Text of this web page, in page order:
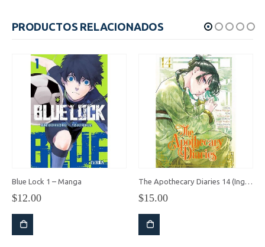
$200.00.$180.00.
PRODUCTOS RELACIONADOS
Blue Lock 1 – Manga
$12.00
The Apothecary Diaries 14 (Inglés)
$15.00